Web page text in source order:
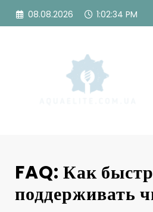
Перейти
08.08.2026 1:02:36 PM
FAQ: Как
поддерживать